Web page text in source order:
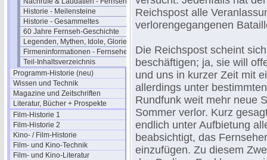
Historie - Meilensteine
Historie - Gesammeltes
60 Jahre Fernseh-Geschichte
Legenden, Mythen, Idole, Glorie
Firmeninformationen - Fernsehen
Teil-Inhaltsverzeichnis
Programm-Historie (neu)
Wissen und Technik
Magazine und Zeitschriften
Literatur, Bücher + Prospekte
Film-Historie 1
Film-Historie 2
Kino- / Film-Historie
Film- und Kino-Technik
Film- und Kino-Literatur
Reichspost alle
verlorengegangenen
Die Reichspost scheint
beschäftigen; ja, sie will
und uns in kurzer Zeit mit
allerdings unter
Rundfunk weit mehr neue
Sommer verlor. Kurz
endlich unter Aufbietung
beabsichtigt, das
einzufügen. Zu diesem